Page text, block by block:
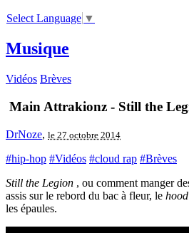
Select Language ▼
Musique
Vidéos Brèves
Main Attrakionz - Still the
DrNoze, le 27 octobre 2014
#hip-hop #Vidéos #cloud rap #Brèves
Still the Legion , ou comment manger
assis sur le rebord du bac à fleur, le
les épaules.